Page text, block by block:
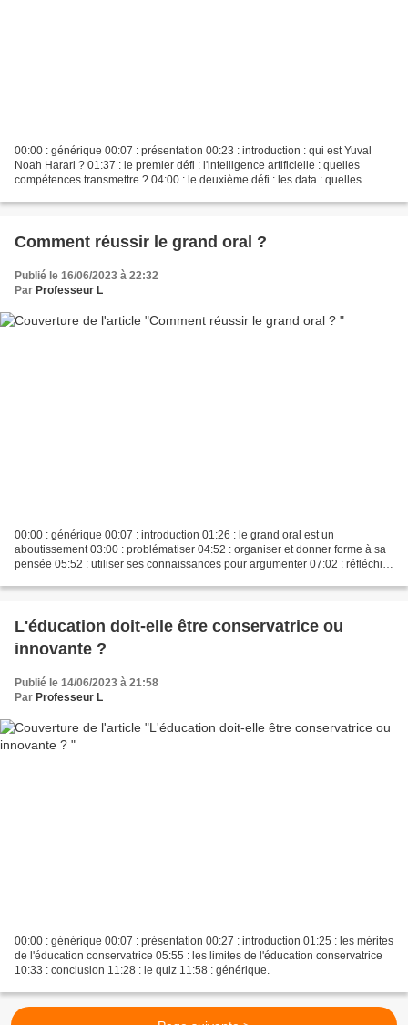
00:00 : générique 00:07 : présentation 00:23 : introduction : qui est Yuval
Noah Harari ? 01:37 : le premier défi : l'intelligence artificielle : quelles
compétences transmettre ? 04:00 : le deuxième défi : les data : quelles
Comment réussir le grand oral ?
Publié le 16/06/2023 à 22:32
Par Professeur L
00:00 : générique 00:07 : introduction 01:26 : le grand oral est un
aboutissement 03:00 : problématiser 04:52 : organiser et donner forme à sa
pensée 05:52 : utiliser ses connaissances pour argumenter 07:02 : réfléchir
L'éducation doit-elle être conservatrice ou
innovante ?
Publié le 14/06/2023 à 21:58
Par Professeur L
00:00 : générique 00:07 : présentation 00:27 : introduction 01:25 : les mérites
de l'éducation conservatrice 05:55 : les limites de l'éducation conservatrice
10:33 : conclusion 11:28 : le quiz 11:58 : générique.